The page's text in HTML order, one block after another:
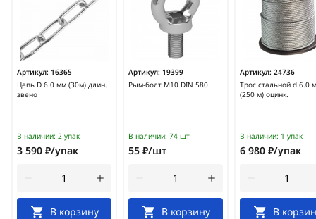
Артикул: 16365
Цепь D 6.0 мм (30м) длин.
звено
В наличии: 2 упак
3 590 ₽/упак
В корзину
Артикул: 19399
Рым-болт М10 DIN 580
В наличии: 74 шт
55 ₽/шт
В корзину
Артикул: 24736
Трос стальной d 6.0
(250 м) оцинк.
В наличии: 1 упак
6 980 ₽/упак
В